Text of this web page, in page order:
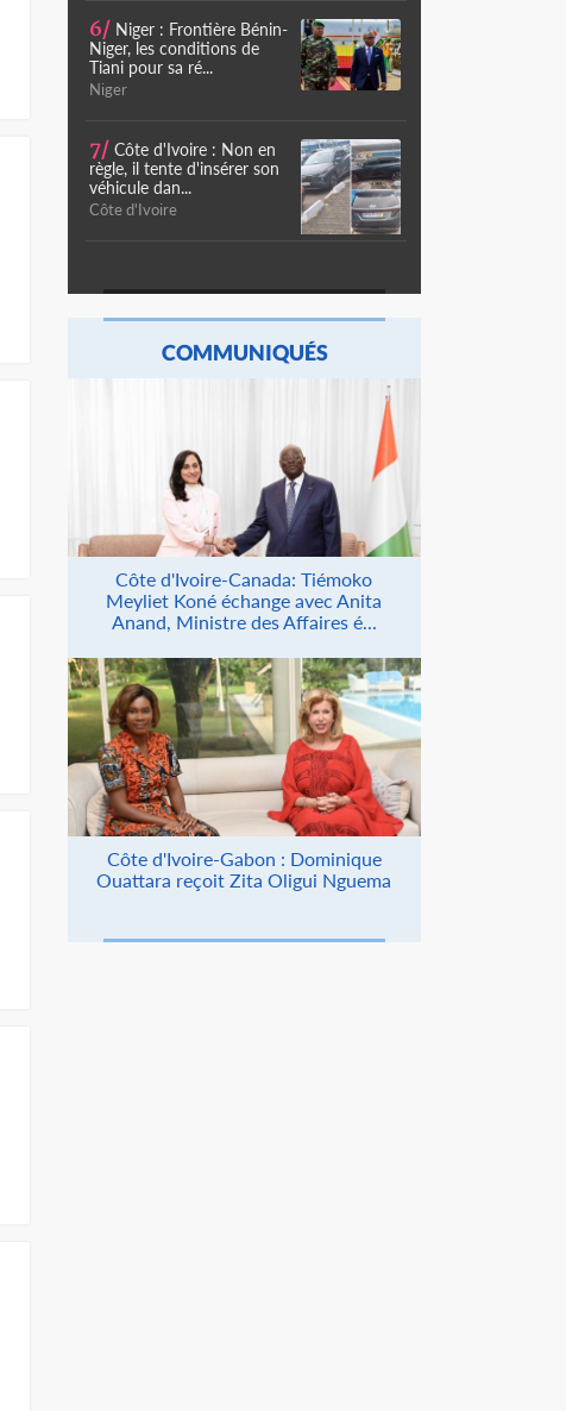
6/ Niger : Frontière Bénin-
Niger, les conditions de
Tiani pour sa ré...
Niger
7/ Côte d'Ivoire : Non en
règle, il tente d'insérer son
véhicule dan...
Côte d'Ivoire
COMMUNIQUÉS
Côte d'Ivoire-Canada: Tiémoko
Meyliet Koné échange avec Anita
Anand, Ministre des Affaires é...
Côte d'Ivoire-Gabon : Dominique
Ouattara reçoit Zita Oligui Nguema